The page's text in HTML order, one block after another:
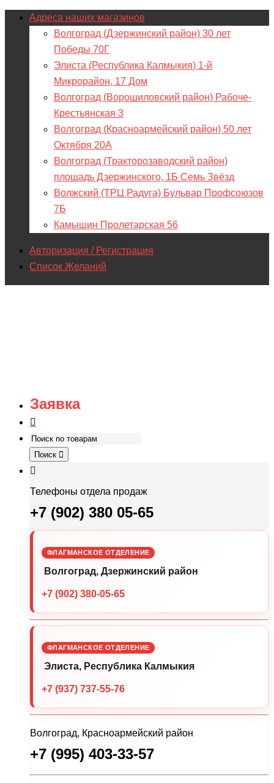
Адреса наших магазинов
Волгоград (Дзержинский район) 30 лет
Победы 70Г
Элиста (Республика Калмыкия) 1-й
Микрорайон, 17 Дом
Волгоград (Ворошиловский район) Рабоче-
Крестьянская 3
Волгоград (Красноармейский район) 50 лет
Октября 20А
Волгоград (Тракторозаводский район)
площадь Дзержинского, 1Б Семь Звёзд
Волжский (ТРЦ Радуга) Бульвар Профсоюзов
7Б
Камышин Пролетарская 56
Авторизация / Регистрация
Список Желаний
Заявка
Поиск
Телефоны отдела продаж
+7 (902) 380 05-65
ФЛАГМАНСКОЕ ОТДЕЛЕНИЕ
Волгоград, Дзержинский район
+7 (902) 380-05-65
ФЛАГМАНСКОЕ ОТДЕЛЕНИЕ
Элиста, Республика Калмыкия
+7 (937) 737-55-76
Волгоград, Красноармейский район
+7 (995) 403-33-57